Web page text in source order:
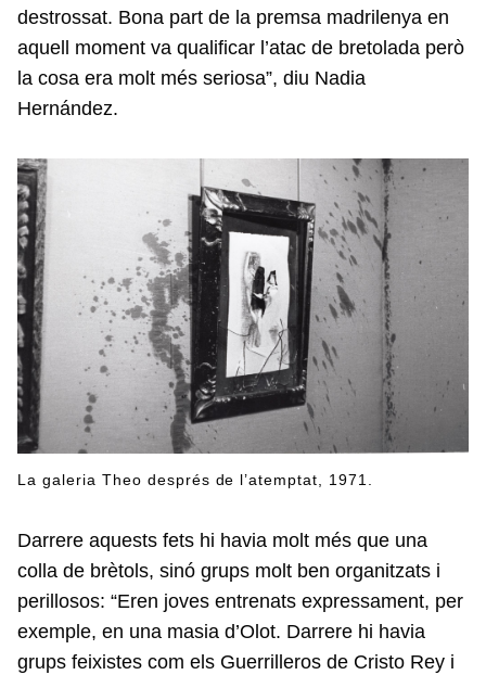
destrossat. Bona part de la premsa madrilenya en
aquell moment va qualificar l’atac de bretolada però
la cosa era molt més seriosa”, diu Nadia
Hernández.
La galeria Theo després de l’atemptat, 1971.
Darrere aquests fets hi havia molt més que una
colla de brètols, sinó grups molt ben organitzats i
perillosos: “Eren joves entrenats expressament, per
exemple, en una masia d’Olot. Darrere hi havia
grups feixistes com els Guerrilleros de Cristo Rey i